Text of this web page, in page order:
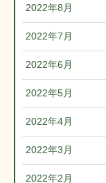
2022年8月
2022年7月
2022年6月
2022年5月
2022年4月
2022年3月
2022年2月